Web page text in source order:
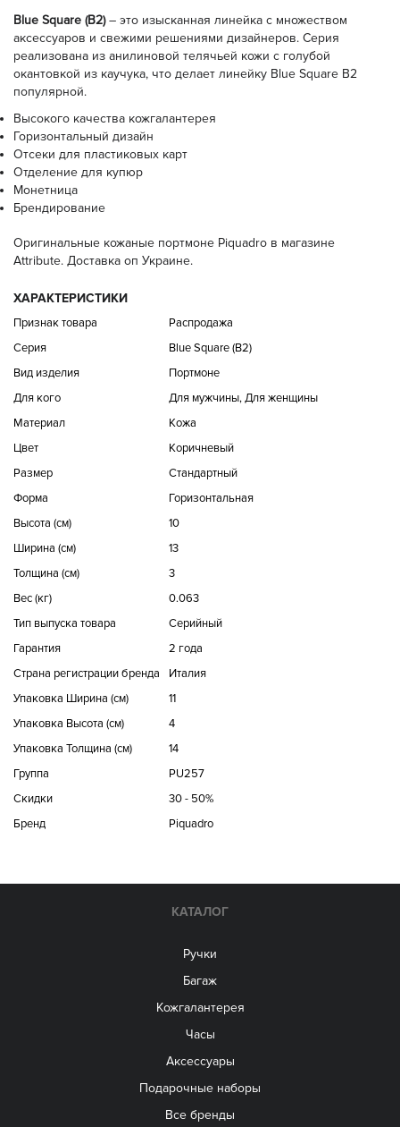
Blue Square (B2)– это изысканная линейка с множеством
аксессуаров и свежими решениями дизайнеров. Серия
реализована из анилиновой телячьей кожи с голубой
окантовкой из каучука, что делает линейку Blue Square B2
популярной.
Высокого качества кожгалантерея
Горизонтальный дизайн
Отсеки для пластиковых карт
Отделение для купюр
Монетница
Брендирование
Оригинальные кожаные портмоне Piquadro в магазине
Attribute. Доставка оп Украине.
ХАРАКТЕРИСТИКИ
Признак товара
Распродажа
Серия
Blue Square (B2)
Вид изделия
Портмоне
Для кого
Для мужчины, Для женщины
Материал
Кожа
Цвет
Коричневый
Размер
Стандартный
Форма
Горизонтальная
Высота (см)
10
Ширина (см)
13
Толщина (см)
3
Вес (кг)
0.063
Тип выпуска товара
Серийный
Гарантия
2 года
Страна регистрации бренда
Италия
Упаковка Ширина (см)
11
Упаковка Высота (см)
4
Упаковка Толщина (см)
14
Группа
PU257
Скидки
30 - 50%
Бренд
Piquadro
КАТАЛОГ
Ручки
Багаж
Кожгалантерея
Часы
Аксессуары
Подарочные наборы
Все бренды